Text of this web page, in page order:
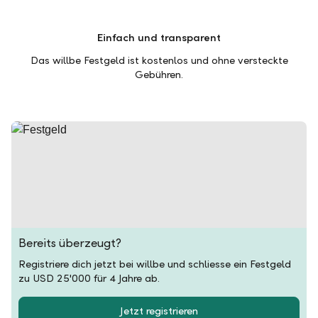
Einfach und transparent
Das willbe Festgeld ist kostenlos und ohne versteckte
Gebühren.
Bereits überzeugt?
Registriere dich jetzt bei willbe und schliesse ein Festgeld
zu USD 25'000 für 4 Jahre ab.
Jetzt registrieren